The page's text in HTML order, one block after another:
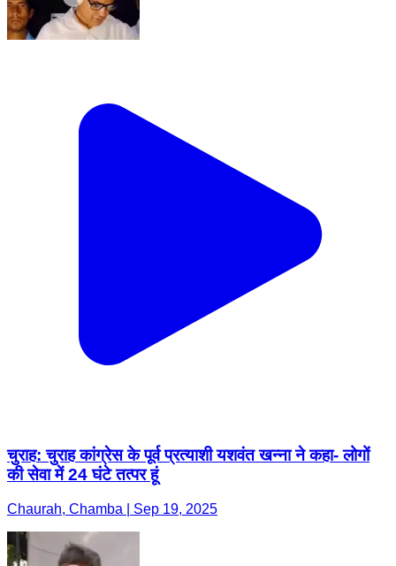
चुराह: चुराह कांग्रेस के पूर्व प्रत्याशी यशवंत खन्ना ने कहा- लोगों
की सेवा में 24 घंटे तत्पर हूं
Chaurah, Chamba | Sep 19, 2025